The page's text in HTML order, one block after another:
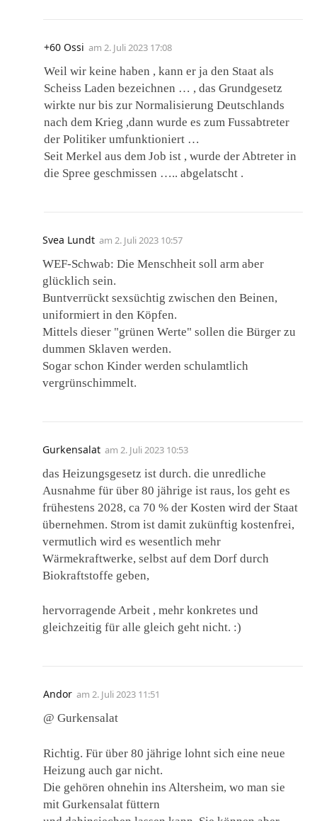
+60 Ossi am 2. Juli 2023 17:08
Weil wir keine haben , kann er ja den Staat als
Scheiss Laden bezeichnen … , das Grundgesetz
wirkte nur bis zur Normalisierung Deutschlands
nach dem Krieg ,dann wurde es zum Fussabtreter
der Politiker umfunktioniert …
Seit Merkel aus dem Job ist , wurde der Abtreter in
die Spree geschmissen ….. abgelatscht .
Svea Lundt am 2. Juli 2023 10:57
WEF-Schwab: Die Menschheit soll arm aber
glücklich sein.
Buntverrückt sexsüchtig zwischen den Beinen,
uniformiert in den Köpfen.
Mittels dieser "grünen Werte" sollen die Bürger zu
dummen Sklaven werden.
Sogar schon Kinder werden schulamtlich
vergrünschimmelt.
Gurkensalat am 2. Juli 2023 10:53
das Heizungsgesetz ist durch. die unredliche
Ausnahme für über 80 jährige ist raus, los geht es
frühestens 2028, ca 70 % der Kosten wird der Staat
übernehmen. Strom ist damit zukünftig kostenfrei,
vermutlich wird es wesentlich mehr
Wärmekraftwerke, selbst auf dem Dorf durch
Biokraftstoffe geben,
hervorragende Arbeit , mehr konkretes und
gleichzeitig für alle gleich geht nicht. :)
Andor am 2. Juli 2023 11:51
@ Gurkensalat
Richtig. Für über 80 jährige lohnt sich eine neue
Heizung auch gar nicht.
Die gehören ohnehin ins Altersheim, wo man sie
mit Gurkensalat füttern